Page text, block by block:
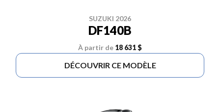
SUZUKI 2026
DF140B
À partir de 18 631 $
DÉCOUVRIR CE MODÈLE